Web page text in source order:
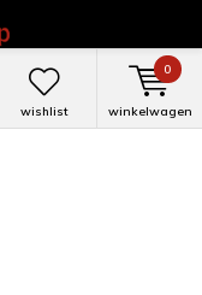
wishlist winkelwagen
0